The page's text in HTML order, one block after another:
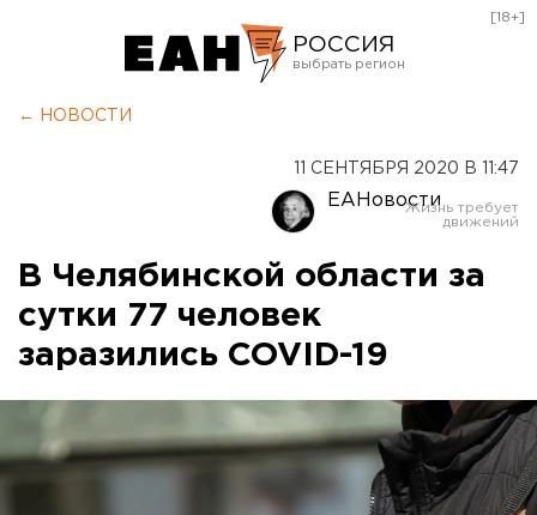
РОССИЯ
Оренбург
[18+]
← НОВОСТИ
11 СЕНТЯБРЯ 2020 В 11:47
ЕАНовости
В Челябинской области за
сутки 77 человек
заразились COVID-19